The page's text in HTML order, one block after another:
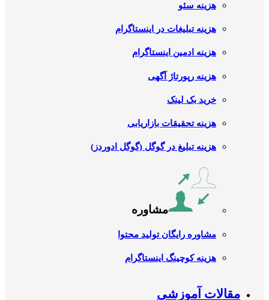
هزینه سئو
هزینه تبلیغات در اینستاگرام
هزینه ادمین اینستاگرام
هزینه رپورتاژ آگهی
خرید بک لینک
هزینه تحقیقات بازاریابی
هزینه تبلیغ در گوگل (گوگل ادوردز)
مشاوره
مشاوره رایگان تولید محتوا
هزینه کوچینگ اینستاگرام
مقالات آموزشی